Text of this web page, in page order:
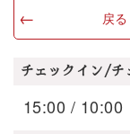
戻る
チェックイン/チ
15:00 / 10:00